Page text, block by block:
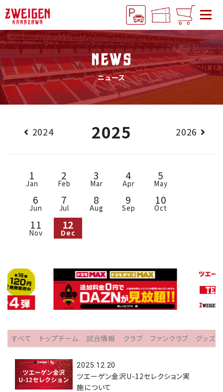
NEWS
ニュース
2024 2025 2026
1
Jan
2
Feb
3
Mar
4
Apr
5
May
6
Jun
7
Jul
8
Aug
9
Sep
10
Oct
11
Nov
12
Dec
すべて トップチーム 試合情報 クラブ ファンクラブ グッズ
2025.12.20
ツエーゲン金沢U-12セレクション実
施について